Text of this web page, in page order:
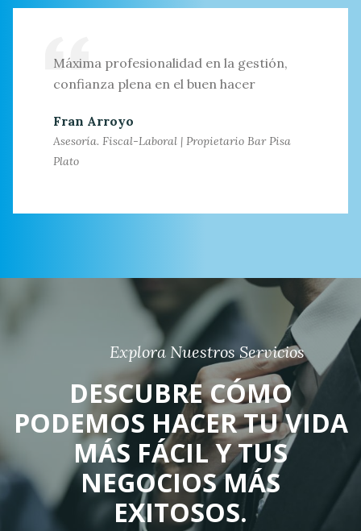
Máxima profesionalidad en la gestión,
confianza plena en el buen hacer
Fran Arroyo
Asesoría. Fiscal-Laboral | Propietario Bar Pisa
Plato
Explora Nuestros Servicios
DESCUBRE CÓMO
PODEMOS HACER TU VIDA
MÁS FÁCIL Y TUS
NEGOCIOS MÁS
EXITOSOS.